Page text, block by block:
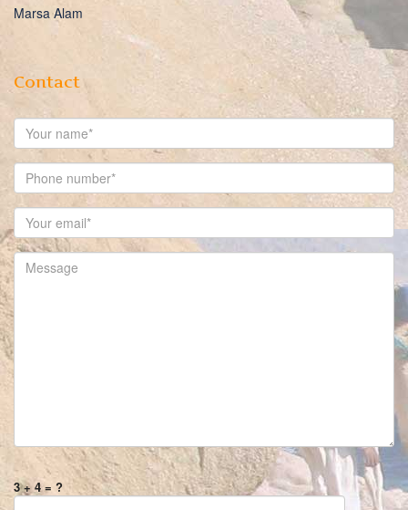
Marsa Alam
Contact
3 + 4 = ?